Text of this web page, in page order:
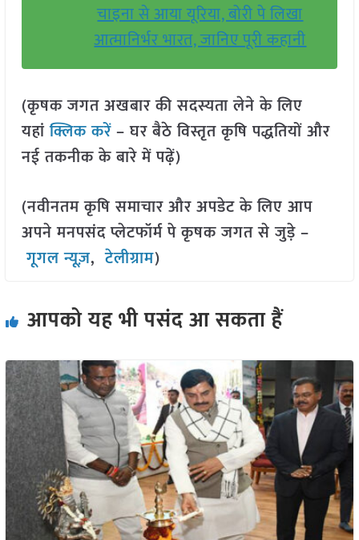
चाइना से आया यूरिया, बोरी पे लिखा
आत्मानिर्भर भारत, जानिए पूरी कहानी
(कृषक जगत अखबार की सदस्यता लेने के लिए
यहांक्लिक करें– घर बैठे विस्तृत कृषि पद्धतियों और
नई तकनीक के बारे में पढ़ें)
(नवीनतम कृषि समाचार और अपडेट के लिए आप
अपने मनपसंद प्लेटफॉर्म पे कृषक जगत से जुड़े –
गूगल न्यूज़,टेलीग्राम)
आपको यह भी पसंद आ सकता हैं